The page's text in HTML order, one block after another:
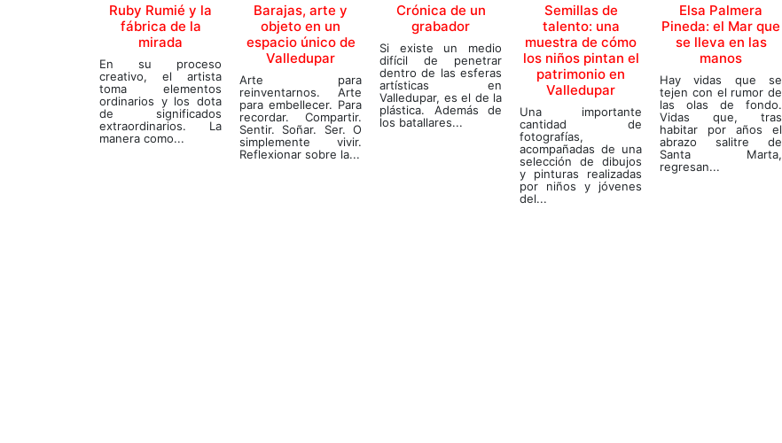
Ruby Rumié y la
fábrica de la
mirada
En su proceso
creativo, el artista
toma elementos
ordinarios y los dota
de significados
extraordinarios. La
manera como...
Barajas, arte y
objeto en un
espacio único de
Valledupar
Arte para
reinventarnos. Arte
para embellecer. Para
recordar. Compartir.
Sentir. Soñar. Ser. O
simplemente vivir.
Reflexionar sobre la...
Crónica de un
grabador
Si existe un medio
difícil de penetrar
dentro de las esferas
artísticas en
Valledupar, es el de la
plástica. Además de
los batallares...
Semillas de
talento: una
muestra de cómo
los niños pintan el
patrimonio en
Valledupar
Una importante
cantidad de
fotografías,
acompañadas de una
selección de dibujos
y pinturas realizadas
por niños y jóvenes
del...
Elsa Palmera
Pineda: el Mar que
se lleva en las
manos
Hay vidas que se
tejen con el rumor de
las olas de fondo.
Vidas que, tras
habitar por años el
abrazo salitre de
Santa Marta,
regresan...